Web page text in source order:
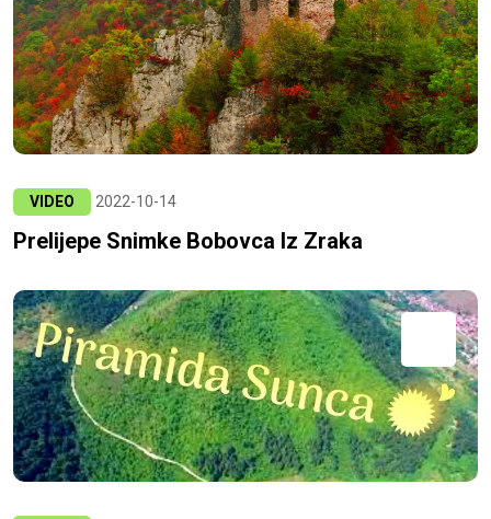
VIDEO 2022-10-14
Prelijepe Snimke Bobovca Iz Zraka